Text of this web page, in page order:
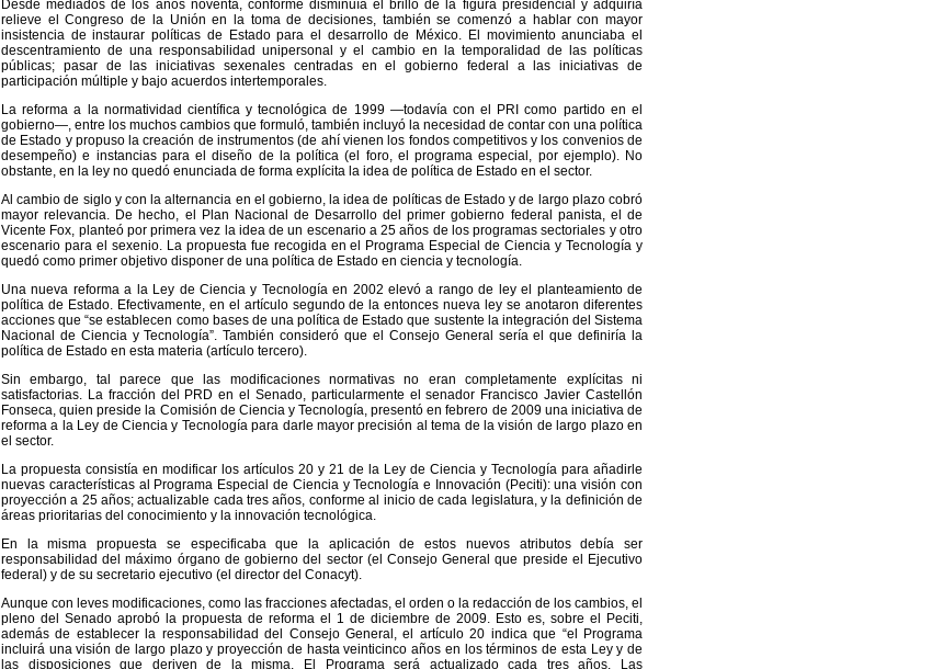
Desde mediados de los años noventa, conforme disminuía el brillo de la figura presidencial y adquiría
relieve el Congreso de la Unión en la toma de decisiones, también se comenzó a hablar con mayor
insistencia de instaurar políticas de Estado para el desarrollo de México. El movimiento anunciaba el
descentramiento de una responsabilidad unipersonal y el cambio en la temporalidad de las políticas
públicas; pasar de las iniciativas sexenales centradas en el gobierno federal a las iniciativas de
participación múltiple y bajo acuerdos intertemporales.
La reforma a la normatividad científica y tecnológica de 1999 —todavía con el PRI como partido en el
gobierno—, entre los muchos cambios que formuló, también incluyó la necesidad de contar con una política
de Estado y propuso la creación de instrumentos (de ahí vienen los fondos competitivos y los convenios de
desempeño) e instancias para el diseño de la política (el foro, el programa especial, por ejemplo). No
obstante, en la ley no quedó enunciada de forma explícita la idea de política de Estado en el sector.
Al cambio de siglo y con la alternancia en el gobierno, la idea de políticas de Estado y de largo plazo cobró
mayor relevancia. De hecho, el Plan Nacional de Desarrollo del primer gobierno federal panista, el de
Vicente Fox, planteó por primera vez la idea de un escenario a 25 años de los programas sectoriales y otro
escenario para el sexenio. La propuesta fue recogida en el Programa Especial de Ciencia y Tecnología y
quedó como primer objetivo disponer de una política de Estado en ciencia y tecnología.
Una nueva reforma a la Ley de Ciencia y Tecnología en 2002 elevó a rango de ley el planteamiento de
política de Estado. Efectivamente, en el artículo segundo de la entonces nueva ley se anotaron diferentes
acciones que “se establecen como bases de una política de Estado que sustente la integración del Sistema
Nacional de Ciencia y Tecnología”. También consideró que el Consejo General sería el que definiría la
política de Estado en esta materia (artículo tercero).
Sin embargo, tal parece que las modificaciones normativas no eran completamente explícitas ni
satisfactorias. La fracción del PRD en el Senado, particularmente el senador Francisco Javier Castellón
Fonseca, quien preside la Comisión de Ciencia y Tecnología, presentó en febrero de 2009 una iniciativa de
reforma a la Ley de Ciencia y Tecnología para darle mayor precisión al tema de la visión de largo plazo en
el sector.
La propuesta consistía en modificar los artículos 20 y 21 de la Ley de Ciencia y Tecnología para añadirle
nuevas características al Programa Especial de Ciencia y Tecnología e Innovación (Peciti): una visión con
proyección a 25 años; actualizable cada tres años, conforme al inicio de cada legislatura, y la definición de
áreas prioritarias del conocimiento y la innovación tecnológica.
En la misma propuesta se especificaba que la aplicación de estos nuevos atributos debía ser
responsabilidad del máximo órgano de gobierno del sector (el Consejo General que preside el Ejecutivo
federal) y de su secretario ejecutivo (el director del Conacyt).
Aunque con leves modificaciones, como las fracciones afectadas, el orden o la redacción de los cambios, el
pleno del Senado aprobó la propuesta de reforma el 1 de diciembre de 2009. Esto es, sobre el Peciti,
además de establecer la responsabilidad del Consejo General, el artículo 20 indica que “el Programa
incluirá una visión de largo plazo y proyección de hasta veinticinco años en los términos de esta Ley y de
las disposiciones que deriven de la misma. El Programa será actualizado cada tres años. Las